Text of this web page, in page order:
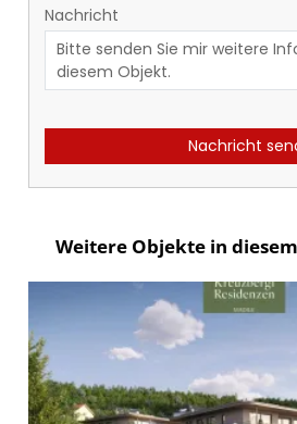
Nachricht
Nachricht
Weitere Objekte in